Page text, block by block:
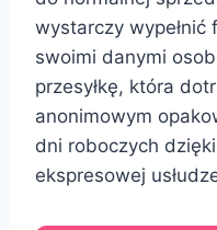
wystarczy
swoimi danymi
przesyłkę, która
anonimowym
dni roboczych
ekspresowej